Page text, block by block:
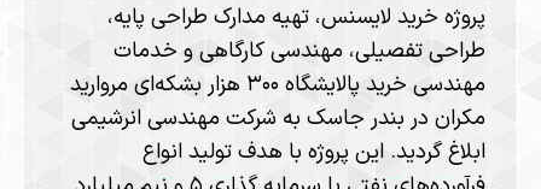
پروژه خرید لایسنس، تهیه مدارک طراحی پایه،
طراحی تفصیلی، مهندسی کارگاهی و خدمات
مهندسی خرید پالایشگاه ۳۰۰ هزار بشکه‌ای مروارید
مکران در بندر جاسک به شرکت مهندسی انرشیمی
ابلاغ گردید. این پروژه با هدف تولید انواع